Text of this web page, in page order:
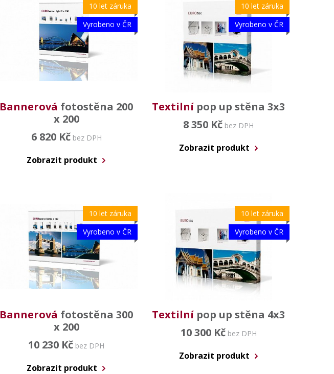
10 let záruka
Vyrobeno v ČR
Bannerová fotostěna 200
x 200
6 820 Kčbez DPH
Zobrazit produkt
10 let záruka
Vyrobeno v ČR
Textilnípop up stěna 3x3
8 350 Kč bez DPH
Zobrazit produkt
10 let záruka
Vyrobeno v ČR
Bannerová fotostěna 300
x 200
10 230 Kč bez DPH
Zobrazit produkt
10 let záruka
Vyrobeno v ČR
Textilnípop up stěna 4x3
10 300 Kčbez DPH
Zobrazit produkt